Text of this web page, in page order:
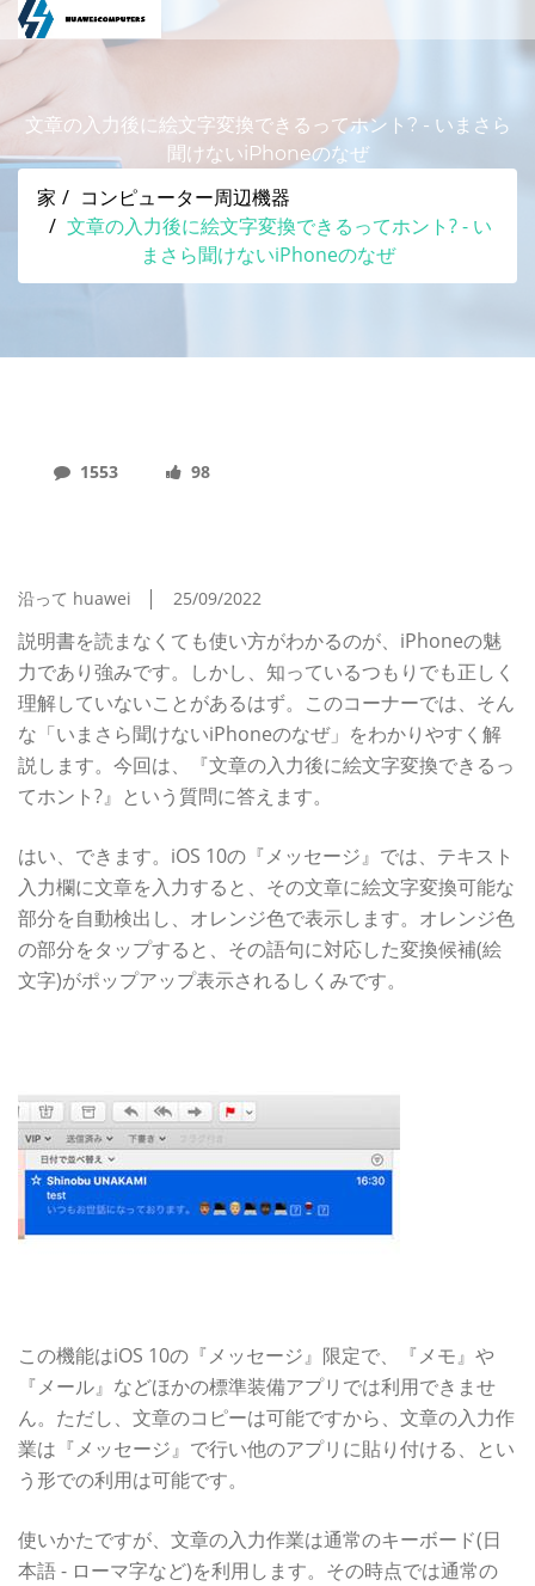
文章の入力後に絵文字変換できるってホント? - いまさら
聞けないiPhoneのなぜ
家
コンピューター周辺機器
文章の入力後に絵文字変換できるってホント? - い
まさら聞けないiPhoneのなぜ
1553 98
沿って huawei 25/09/2022
説明書を読まなくても使い方がわかるのが、iPhoneの魅
力であり強みです。しかし、知っているつもりでも正しく
理解していないことがあるはず。このコーナーでは、そん
な「いまさら聞けないiPhoneのなぜ」をわかりやすく解
説します。今回は、『文章の入力後に絵文字変換できるっ
てホント?』という質問に答えます。
はい、できます。iOS 10の『メッセージ』では、テキスト
入力欄に文章を入力すると、その文章に絵文字変換可能な
部分を自動検出し、オレンジ色で表示します。オレンジ色
の部分をタップすると、その語句に対応した変換候補(絵
文字)がポップアップ表示されるしくみです。
この機能はiOS 10の『メッセージ』限定で、『メモ』や
『メール』などほかの標準装備アプリでは利用できませ
ん。ただし、文章のコピーは可能ですから、文章の入力作
業は『メッセージ』で行い他のアプリに貼り付ける、とい
う形での利用は可能です。
使いかたですが、文章の入力作業は通常のキーボード(日
本語 - ローマ字など)を利用します。その時点では通常の